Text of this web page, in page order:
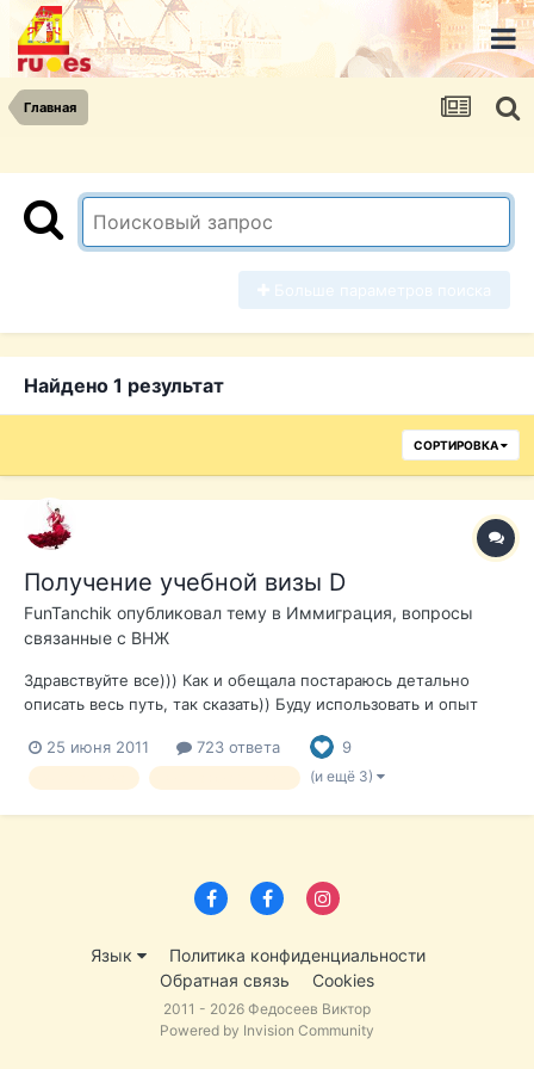
Главная
Найдено 1 результат
СОРТИРОВКА
Получение учебной визы D
FunTanchik опубликовал тему в Иммиграция, вопросы
связанные с ВНЖ
Здравствуйте все))) Как и обещала постараюсь детально
описать весь путь, так сказать)) Буду использовать и опыт
выставят счет за нарушение Закона об авторских правах?)))
Итак начнем)))Это помощь от Rodgera, которая была моим
25 июня 2011 723 ответа 9
(и ещё 3)
Язык
Политика конфиденциальности
Обратная связь
Cookies
2011 - 2026 Федосеев Виктор
Powered by Invision Community